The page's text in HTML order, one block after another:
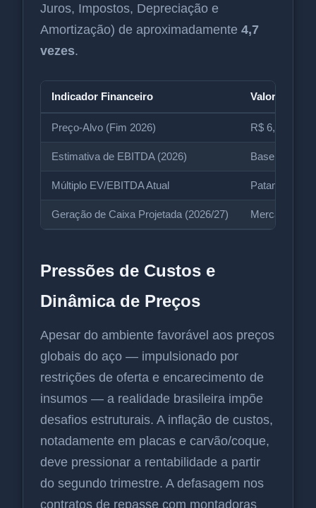
Juros, Impostos, Depreciação e
Amortização) de aproximadamente 4,7
vezes.
Indicador Financeiro Valor
Preço-Alvo (Fim 2026) R$ 6,00
Estimativa de EBITDA (2026) Base Inicial
Múltiplo EV/EBITDA Atual Patamar de
Geração de Caixa Projetada (2026/27) Mercado
Pressões de Custos e
Dinâmica de Preços
Apesar do ambiente favorável aos preços
globais do aço — impulsionado por
restrições de oferta e encarecimento de
insumos — a realidade brasileira impõe
desafios estruturais. A inflação de custos,
notadamente em placas e carvão/coque,
deve pressionar a rentabilidade a partir
do segundo trimestre. A defasagem nos
contratos de repasse com montadoras